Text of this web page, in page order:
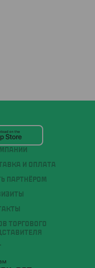
И ОПЛАТА
ПАРТНЁРОМ
ТОРГОВОГО